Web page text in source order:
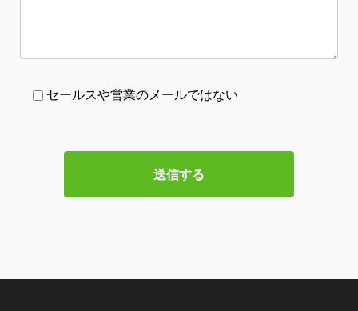
セールスや営業のメールではない